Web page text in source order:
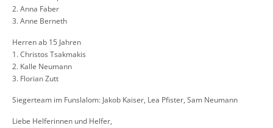
2. Anna Faber
3. Anne Berneth
Herren ab 15 Jahren
1. Christos Tsakmakis
2. Kalle Neumann
3. Florian Zutt
Siegerteam im Funslalom: Jakob Kaiser, Lea Pfister, Sam Neumann
Liebe Helferinnen und Helfer,